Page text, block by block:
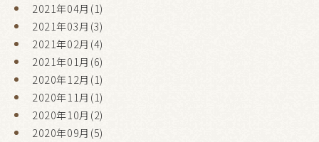
2021年04月(1)
2021年03月(3)
2021年02月(4)
2021年01月(6)
2020年12月(1)
2020年11月(1)
2020年10月(2)
2020年09月(5)